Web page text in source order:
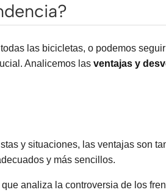
las bicicletas, o podemos
Analicemos las ventajas y
y situaciones, las ventajas son
y más sencillos.
analiza la controversia de los